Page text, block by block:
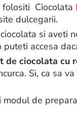
folositi Ciocolata
dulcegarii.
si aveti
accesa
de ciocolata cu
Si, ca sa
de